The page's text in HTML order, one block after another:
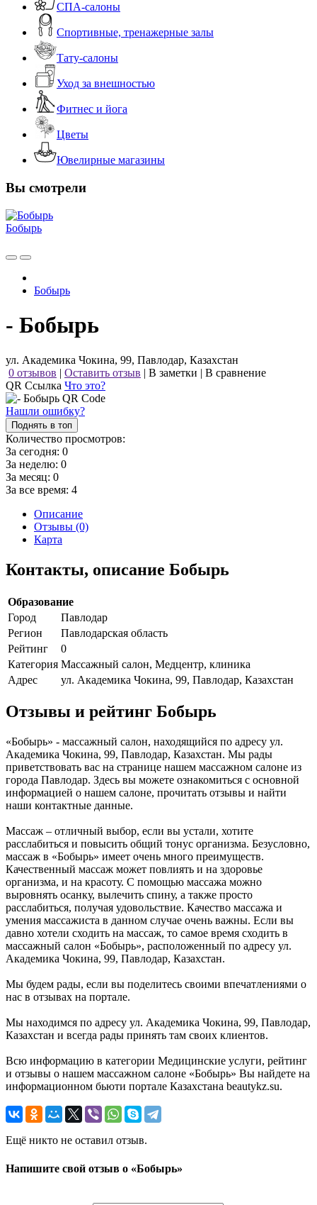
СПА-салоны
Спортивные, тренажерные залы
Тату-салоны
Уход за внешностью
Фитнес и йога
Цветы
Ювелирные магазины
Вы смотрели
Бобырь
Бобырь
- Бобырь
ул. Академика Чокина, 99, Павлодар, Казахстан
0 отзывов | Оставить отзыв | В заметки | В сравнение
QR Ссылка Что это?
Нашли ошибку?
Поднять в топ
Количество просмотров:
За сегодня: 0
За неделю: 0
За месяц: 0
За все время: 4
Описание
Отзывы (0)
Карта
Контакты, описание Бобырь
Образование
Город
Павлодар
Регион
Павлодарская область
Рейтинг
0
Категория Массажный салон, Медцентр, клиника
Адрес
ул. Академика Чокина, 99, Павлодар, Казахстан
Отзывы и рейтинг Бобырь
«Бобырь» - массажный салон, находящийся по адресу ул.
Академика Чокина, 99, Павлодар, Казахстан. Мы рады
приветствовать вас на странице нашем массажном салоне из
города Павлодар. Здесь вы можете ознакомиться с основной
информацией о нашем салоне, прочитать отзывы и найти
наши контактные данные.
Массаж – отличный выбор, если вы устали, хотите
расслабиться и повысить общий тонус организма. Безусловно,
массаж в «Бобырь» имеет очень много преимуществ.
Качественный массаж может повлиять и на здоровье
организма, и на красоту. С помощью массажа можно
выровнять осанку, вылечить спину, а также просто
расслабиться, получая удовольствие. Качество массажа и
умения массажиста в данном случае очень важны. Если вы
давно хотели сходить на массаж, то самое время сходить в
массажный салон «Бобырь», расположенный по адресу ул.
Академика Чокина, 99, Павлодар, Казахстан.
Мы будем рады, если вы поделитесь своими впечатлениями о
нас в отзывах на портале.
Мы находимся по адресу ул. Академика Чокина, 99, Павлодар,
Казахстан и всегда рады принять там своих клиентов.
Всю информацию в категории Медицинские услуги, рейтинг
и отзывы о нашем массажном салоне «Бобырь» Вы найдете на
информационном бьюти портале Казахстана beautykz.su.
Ещё никто не оставил отзыв.
Напишите свой отзыв о «Бобырь»